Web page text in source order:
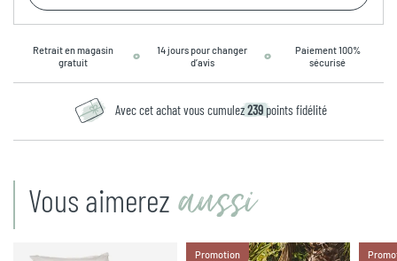
Retrait en magasin
gratuit
14 jours pour changer
d’avis
Paiement 100%
sécurisé
Avec cet achat vous cumulez239 points fidélité
Vous aimerez aussi
Promotion